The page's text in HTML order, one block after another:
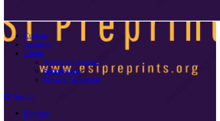
Current
Archives
About
About the Journal
Submissions
Privacy Statement
Search
Register